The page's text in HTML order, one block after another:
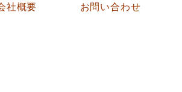
社概要 お問い合わせ